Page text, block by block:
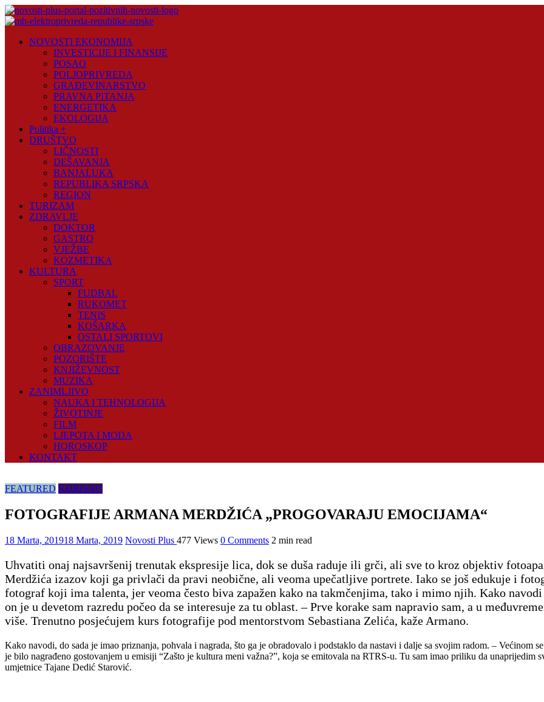
Skip
to
Plus
NOVOSTI EKONOMIJA
INVESTICIJE I FINANSIJE
POSAO
POLJOPRIVREDA
GRAĐEVINARSTVO
PRAVNA PITANJA
ENERGETIKA
EKOLOGIJA
Politika +
DRUŠTVO
LIČNOSTI
DEŠAVANJA
BANJALUKA
REPUBLIKA SRPSKA
REGION
TURIZAM
ZDRAVLJE
DOKTOR
GASTRO
VJEŽBE
KOZMETIKA
KULTURA
SPORT
FUDBAL
RUKOMET
TENIS
KOŠARKA
OSTALI SPORTOVI
OBRAZOVANJE
POZORIŠTE
KNJIŽEVNOST
MUZIKA
ZANIMLJIVO
NAUKA I TEHNOLOGIJA
ŽIVOTINJE
FILM
LJEPOTA I MODA
HOROSKOP
KONTAKT
FEATURED KORISNO
FOTOGRAFIJE ARMANA MERDŽIĆA „PROGOVARAJU EMOCIJAMA“
18 Marta, 201918 Marta, 2019 Novosti Plus 477 Views 0 Comments 2 min read
Uhvatiti onaj najsavršenij trenutak ekspresije lica, dok se duša raduje ili grči, ali sve to kroz objektiv
Merdžića izazov koji ga privlači da pravi neobične, ali veoma upečatljive portrete. Iako se još edukuje i
fotograf koji ima talenta, jer veoma često biva zapažen kako na takmčenjima, tako i mimo njih. Kako
on je u devetom razredu počeo da se interesuje za tu oblast. – Prve korake sam napravio sam, a u
više. Trenutno posjećujem kurs fotografije pod mentorstvom Sebastiana Zelića, kaže Armano.
Kako navodi, do sada je imao priznanja, pohvala i nagrada, što ga je obradovalo i podstaklo da nastavi i dalje sa svojim radom. – Većinom
je bilo nagrađeno gostovanjem u emisiji “Zašto je kultura meni važna?”, koja se emitovala na RTRS-u. Tu sam imao priliku da unaprijedim
umjetnice Tajane Dedić Starović.